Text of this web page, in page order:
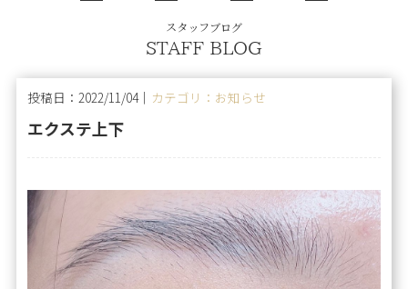
スタッフブログ
STAFF BLOG
投稿日：2022/11/04｜ カテゴリ：お知らせ
エクステ上下